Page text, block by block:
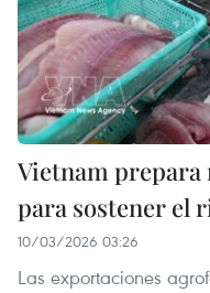
Vietnam prepara
para sostener el
10/03/2026 03:26
Las exportaciones